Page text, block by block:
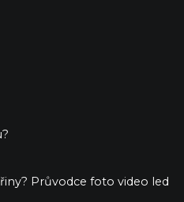
Průvodce foto video led